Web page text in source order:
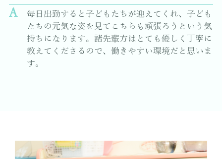
毎日出勤すると子どもたちが迎えてくれ、子ども
たちの元気な姿を見てこちらも頑張ろうという気
持ちになります。諸先輩方はとても優しく丁寧に
教えてくださるので、働きやすい環境だと思いま
す。